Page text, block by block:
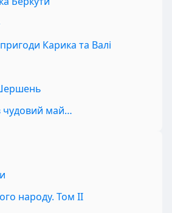
Карика та Валі
чудовий май…
народу. Том II